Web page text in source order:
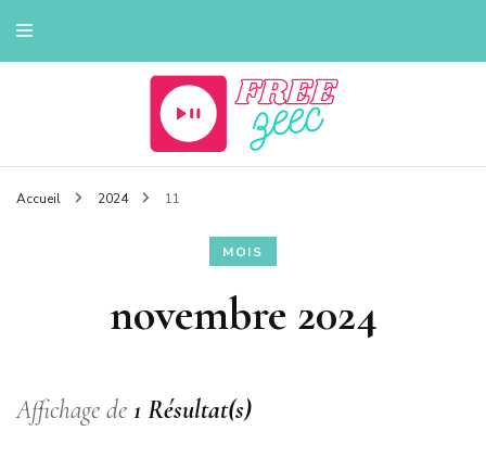
Freezeec
Accueil 2024 11
MOIS
novembre 2024
Affichage de 1 Résultat(s)